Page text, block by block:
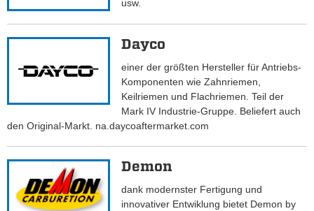
usw.
Dayco
einer der größten Hersteller für Antriebs-
Komponenten wie Zahnriemen,
Keilriemen und Flachriemen. Teil der
Mark IV Industrie-Gruppe. Beliefert auch
den Original-Markt. na.daycoaftermarket.com
Demon
dank modernster Fertigung und
innovativer Entwiklung bietet Demon by